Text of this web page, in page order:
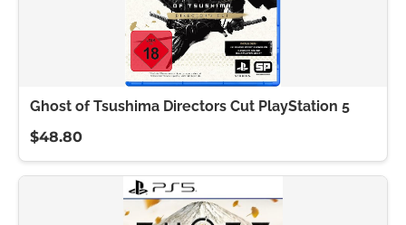
Ghost of Tsushima Directors Cut PlayStation 5
$48.80